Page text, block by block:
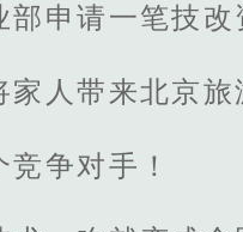
申请一笔技改
人带来北京旅
争对手！